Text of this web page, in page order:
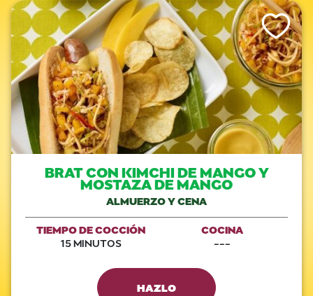
Like This
BRAT CON KIMCHI DE MANGO Y
MOSTAZA DE MANGO
ALMUERZO Y CENA
TIEMPO DE COCCIÓN
15 MINUTOS
COCINA
---
HAZLO